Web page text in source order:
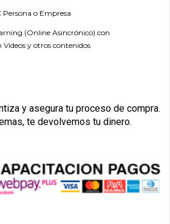
Persona o Empresa
(Online Asincrónico) con
y otros contenidos
y asegura tu proceso de compra.
te devolvemos tu dinero.